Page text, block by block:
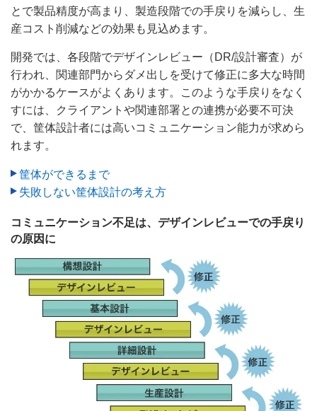
とで製品精度が高まり、製造段階での手戻りを減らし、生
産コスト削減などの効果も見込めます。
開発では、各段階でデザインレビュー（DR/設計審査）が
行われ、関連部門からダメ出しを受けて修正に多大な時間
がかかるケースがよくあります。このような手戻りをなく
すには、クライアントや関連部署との連携が必要不可決
で、筐体設計者には高いコミュニケーション能力が求めら
れます。
筐体ができるまで
失敗しない筐体設計の考え方
コミュニケーション不足は、デザインレビューでの手戻り
の原因に